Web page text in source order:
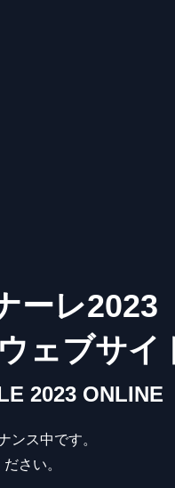
ーレ2023
ェブサイ
2023 ONLINE
ンス中です。
さい。